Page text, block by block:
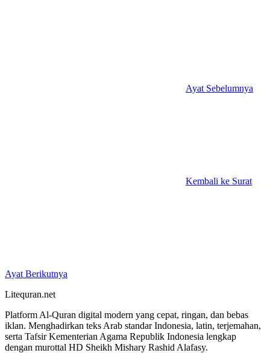
Ayat Sebelumnya
Kembali ke Surat
Ayat Berikutnya
Litequran.net
Platform Al-Quran digital modern yang cepat, ringan, dan bebas
iklan. Menghadirkan teks Arab standar Indonesia, latin, terjemahan,
serta Tafsir Kementerian Agama Republik Indonesia lengkap
dengan murottal HD Sheikh Mishary Rashid Alafasy.